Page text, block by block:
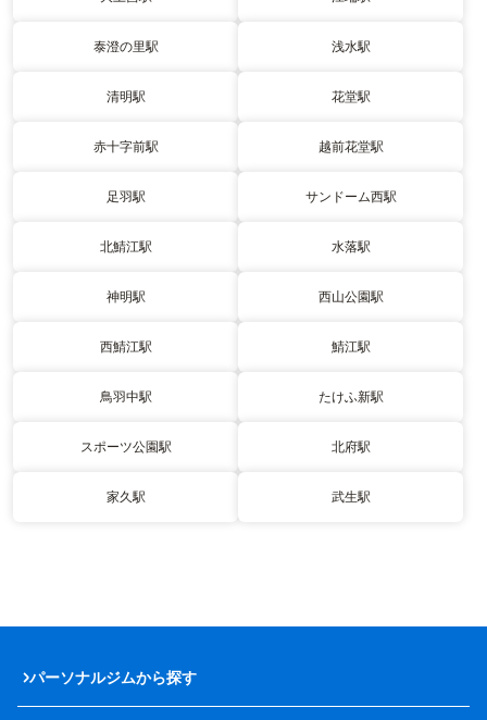
泰澄の里駅 浅水駅
清明駅 花堂駅
赤十字前駅 越前花堂駅
足羽駅 サンドーム西駅
北鯖江駅 水落駅
神明駅 西山公園駅
西鯖江駅 鯖江駅
鳥羽中駅 たけふ新駅
スポーツ公園駅 北府駅
家久駅 武生駅
パーソナルジムから探す